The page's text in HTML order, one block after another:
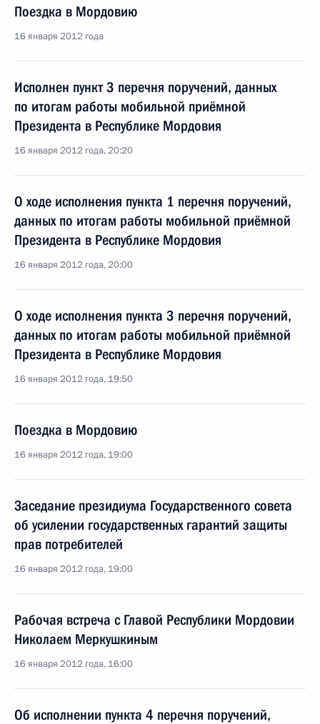
Поездка в Мордовию
16 января 2012 года
Исполнен пункт 3 перечня поручений, данных
по итогам работы мобильной приёмной
Президента в Республике Мордовия
16 января 2012 года, 20:20
О ходе исполнения пункта 1 перечня поручений,
данных по итогам работы мобильной приёмной
Президента в Республике Мордовия
16 января 2012 года, 20:00
О ходе исполнения пункта 3 перечня поручений,
данных по итогам работы мобильной приёмной
Президента в Республике Мордовия
16 января 2012 года, 19:50
Поездка в Мордовию
16 января 2012 года, 19:00
Заседание президиума Государственного совета
об усилении государственных гарантий защиты
прав потребителей
16 января 2012 года, 19:00
Рабочая встреча с Главой Республики Мордовии
Николаем Меркушкиным
16 января 2012 года, 16:00
Об исполнении пункта 4 перечня поручений,